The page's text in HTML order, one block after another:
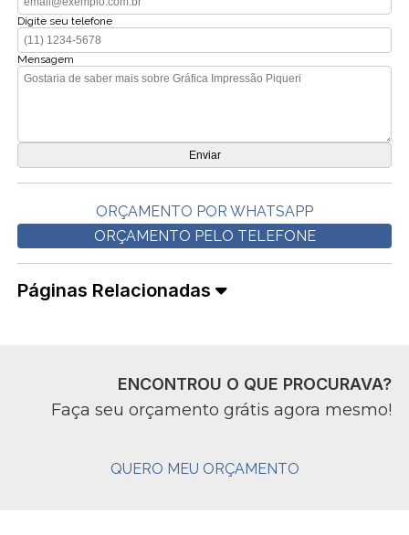
Digite seu telefone
Mensagem
ORÇAMENTO POR WHATSAPP
ORÇAMENTO PELO TELEFONE
Páginas Relacionadas
ENCONTROU O QUE PROCURAVA?
Faça seu orçamento grátis agora mesmo!
QUERO MEU ORÇAMENTO